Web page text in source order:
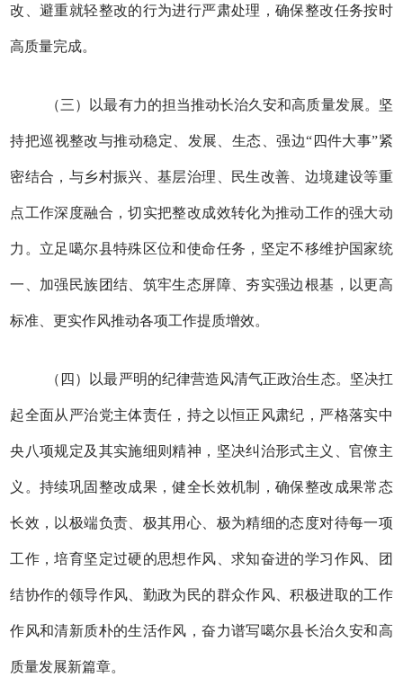
改、避重就轻整改的行为进行严肃处理，确保整改任务按时
高质量完成。
（三）以最有力的担当推动长治久安和高质量发展。坚
持把巡视整改与推动稳定、发展、生态、强边“四件大事”紧
密结合，与乡村振兴、基层治理、民生改善、边境建设等重
点工作深度融合，切实把整改成效转化为推动工作的强大动
力。立足噶尔县特殊区位和使命任务，坚定不移维护国家统
一、加强民族团结、筑牢生态屏障、夯实强边根基，以更高
标准、更实作风推动各项工作提质增效。
（四）以最严明的纪律营造风清气正政治生态。坚决扛
起全面从严治党主体责任，持之以恒正风肃纪，严格落实中
央八项规定及其实施细则精神，坚决纠治形式主义、官僚主
义。持续巩固整改成果，健全长效机制，确保整改成果常态
长效，以极端负责、极其用心、极为精细的态度对待每一项
工作，培育坚定过硬的思想作风、求知奋进的学习作风、团
结协作的领导作风、勤政为民的群众作风、积极进取的工作
作风和清新质朴的生活作风，奋力谱写噶尔县长治久安和高
质量发展新篇章。